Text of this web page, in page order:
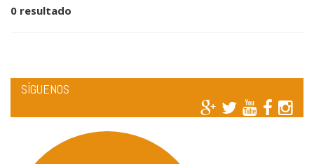
0 resultado
SÍGUENOS